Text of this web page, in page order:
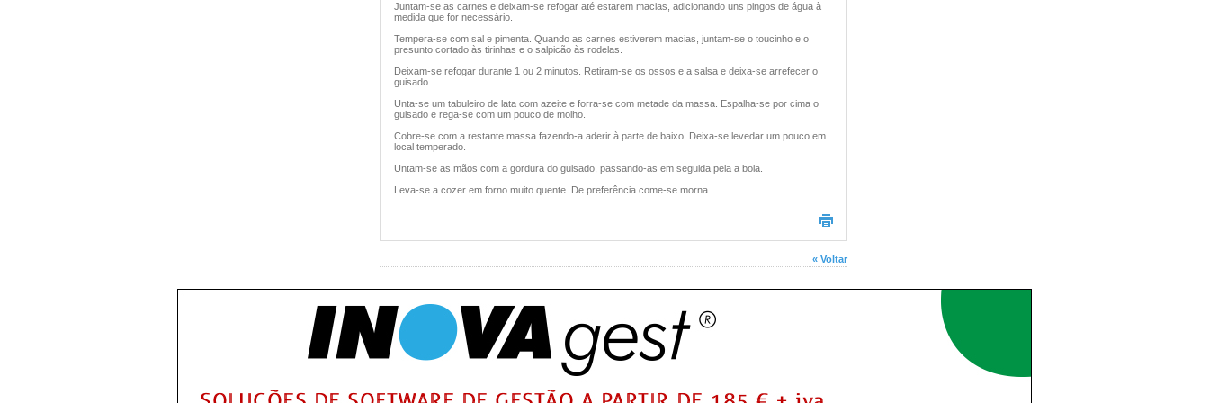
Juntam-se as carnes e deixam-se refogar até estarem macias, adicionando uns pingos de água à
medida que for necessário.
Tempera-se com sal e pimenta. Quando as carnes estiverem macias, juntam-se o toucinho e o
presunto cortado às tirinhas e o salpicão às rodelas.
Deixam-se refogar durante 1 ou 2 minutos. Retiram-se os ossos e a salsa e deixa-se arrefecer o
guisado.
Unta-se um tabuleiro de lata com azeite e forra-se com metade da massa. Espalha-se por cima o
guisado e rega-se com um pouco de molho.
Cobre-se com a restante massa fazendo-a aderir à parte de baixo. Deixa-se levedar um pouco em
local temperado.
Untam-se as mãos com a gordura do guisado, passando-as em seguida pela a bola.
Leva-se a cozer em forno muito quente. De preferência come-se morna.
« Voltar